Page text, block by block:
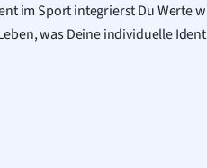
im Sport integrierst Du Werte
was Deine individuelle